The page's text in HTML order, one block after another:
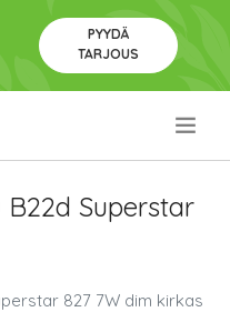
PYYDÄ
TARJOUS
Superstar
827 7W dim kirkas